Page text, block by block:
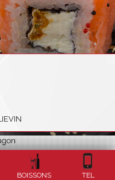
BOISSONS TEL